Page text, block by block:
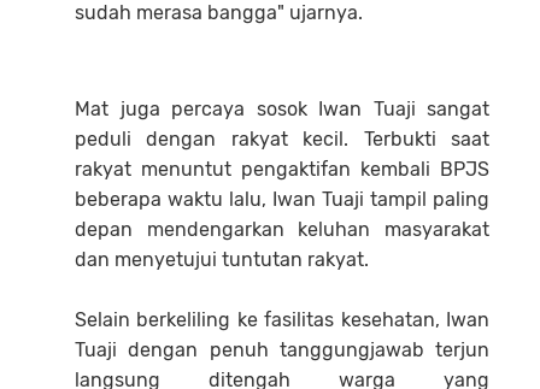
sudah merasa bangga" ujarnya.
Mat juga percaya sosok Iwan Tuaji sangat
peduli dengan rakyat kecil. Terbukti saat
rakyat menuntut pengaktifan kembali BPJS
beberapa waktu lalu, Iwan Tuaji tampil paling
depan mendengarkan keluhan masyarakat
dan menyetujui tuntutan rakyat.
Selain berkeliling ke fasilitas kesehatan, Iwan
Tuaji dengan penuh tanggungjawab terjun
langsung ditengah warga yang